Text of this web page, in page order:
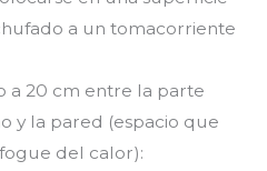
a un tomacorriente
a 20 cm entre la parte
y la pared (espacio que
del calor):